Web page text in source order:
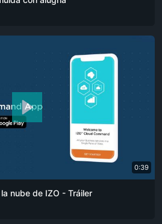
0:39
nube de IZO - Tráiler